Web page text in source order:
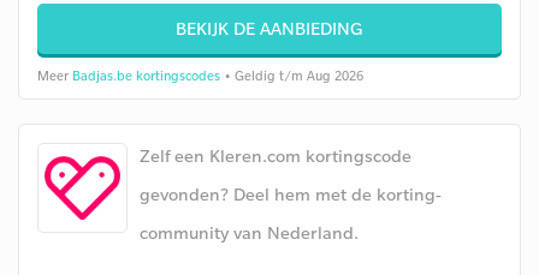
BEKIJK DE AANBIEDING
Meer Badjas.be kortingscodes • Geldig t/m Aug 2026
Zelf een Kleren.com kortingscode
gevonden? Deel hem met de korting-
community van Nederland.